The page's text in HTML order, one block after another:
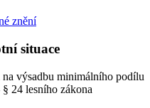
znění
situace
na výsadbu minimálního podílu
24 lesního zákona